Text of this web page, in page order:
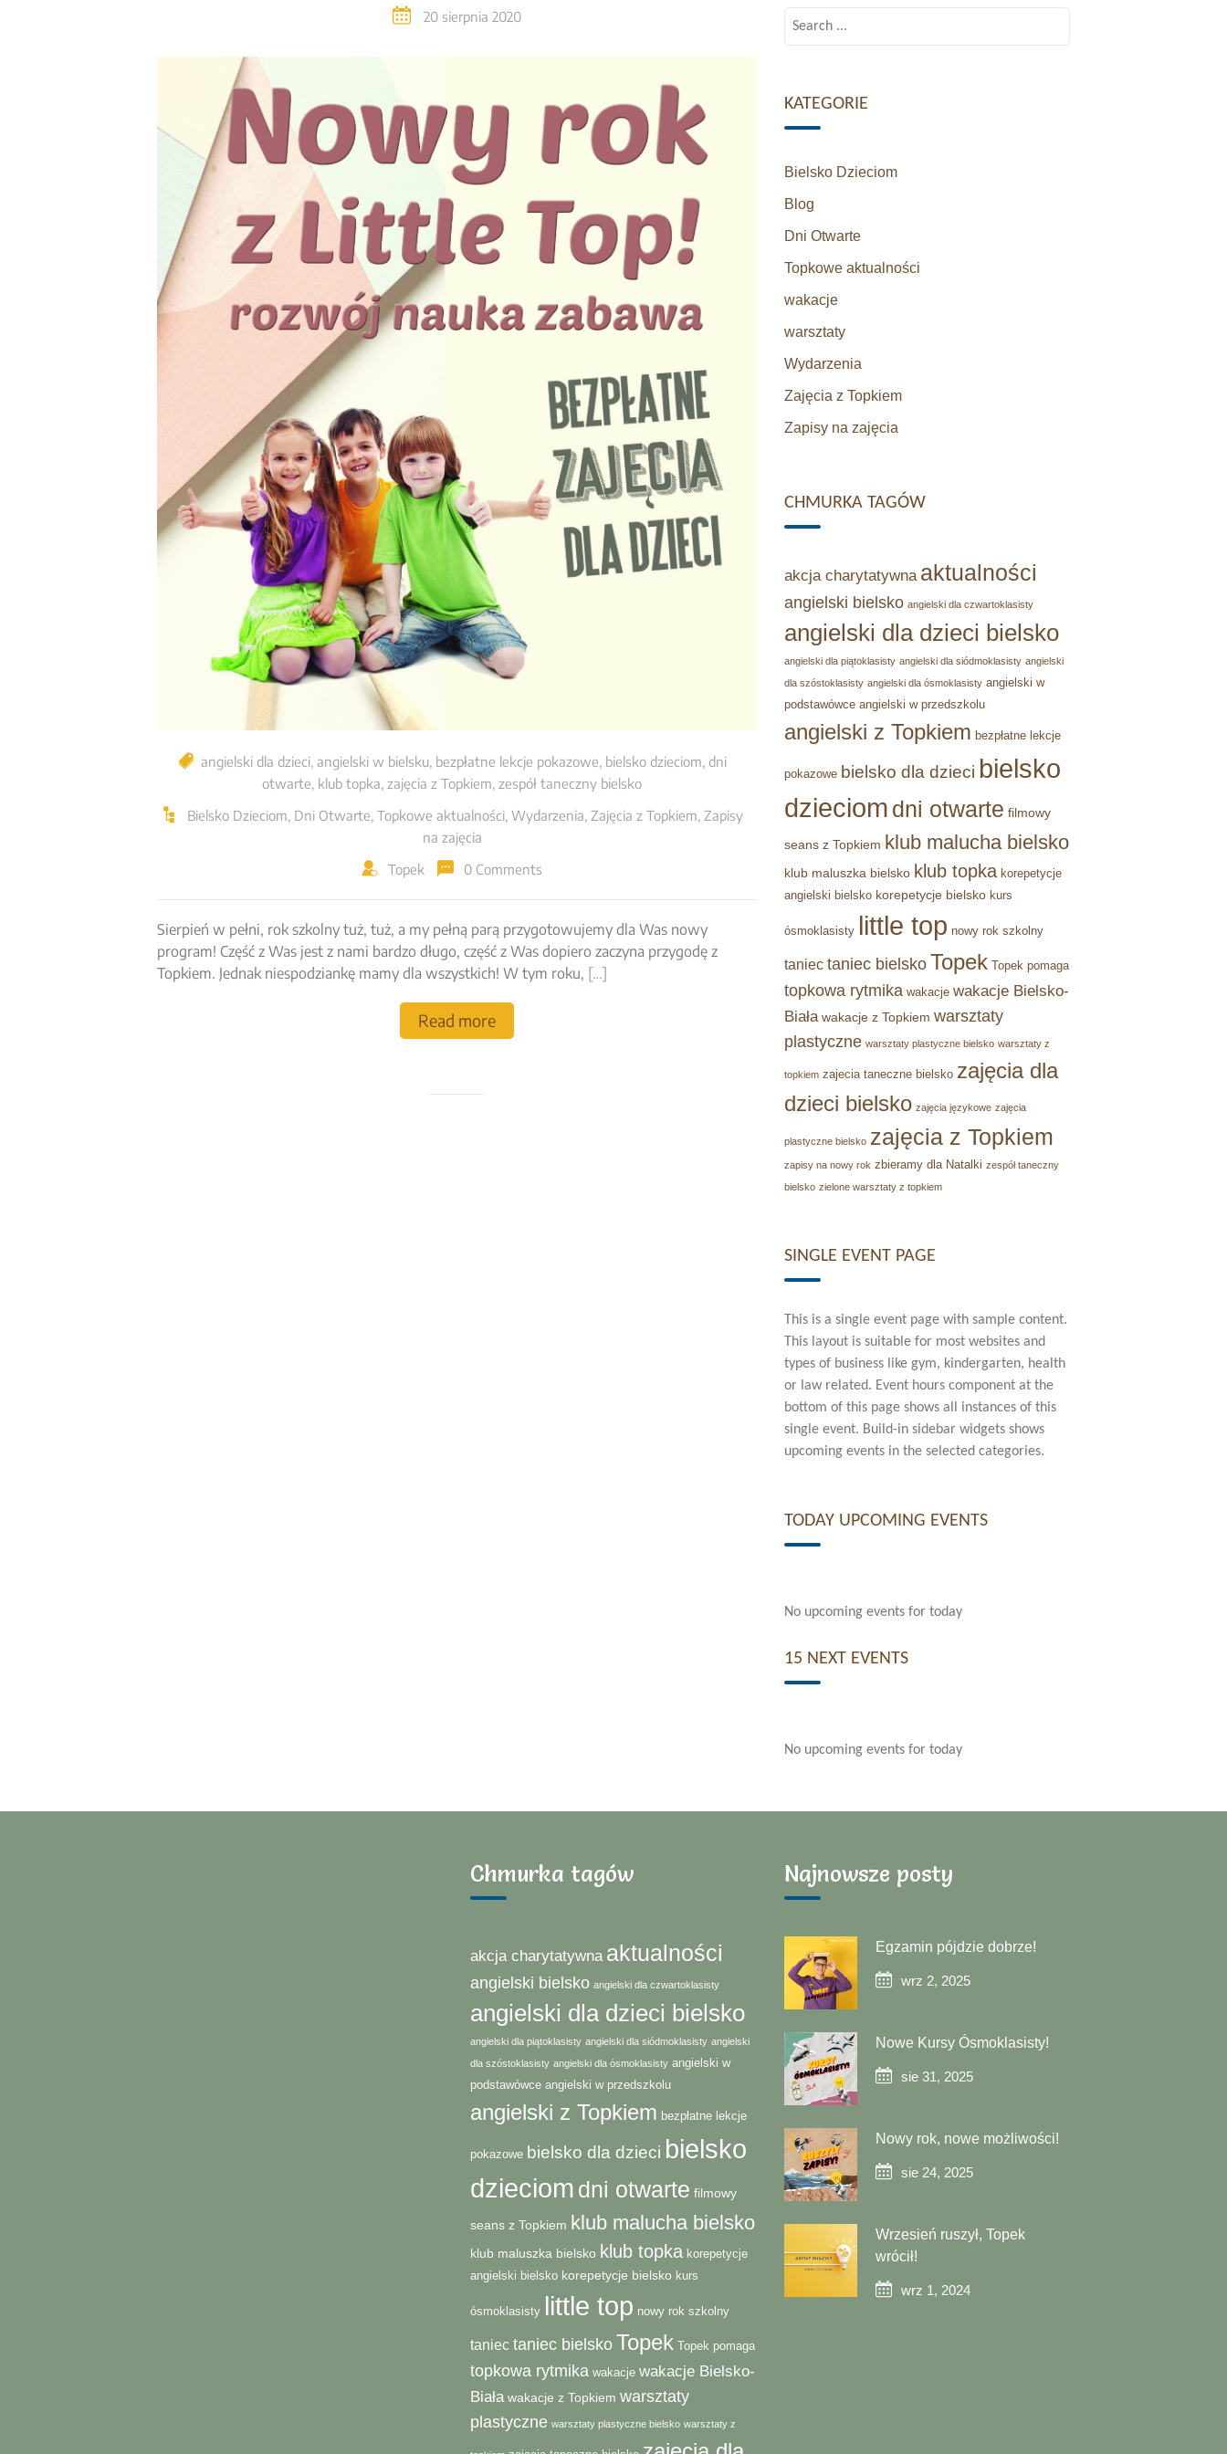
20 sierpnia 2020
angielski dla dzieci, angielski w bielsku, bezpłatne lekcje pokazowe, bielsko dzieciom, dni
otwarte, klub topka,zajęcia z Topkiem,zespół taneczny bielsko
Bielsko Dzieciom, Dni Otwarte,Topkowe aktualności,Wydarzenia,Zajęcia z Topkiem,Zapisy
na zajęcia
Topek
0 Comments
Sierpień w pełni, rok szkolny tuż, tuż, a my pełną parą przygotowujemy dla Was nowy
program! Część z Was jest z nami bardzo długo, część z Was dopiero zaczyna przygodę z
Topkiem. Jednak niespodziankę mamy dla wszystkich! W tym roku, […]
Read more
Search
KATEGORIE
Bielsko Dzieciom
Blog
Dni Otwarte
Topkowe aktualności
wakacje
warsztaty
Wydarzenia
Zajęcia z Topkiem
Zapisy na zajęcia
CHMURKA TAGÓW
akcja charytatywna aktualności
angielski bielsko angielski dla czwartoklasisty
angielski dla dzieci bielsko
angielski dla piątoklasisty angielski dla siódmoklasisty angielski
dla szóstoklasisty angielski dla ósmoklasisty angielski w
podstawówce angielski w przedszkolu
angielski z Topkiem bezpłatne lekcje
pokazowe bielsko dla dzieci bielsko
dzieciom dni otwarte filmowy
seans z Topkiem klub malucha bielsko
klub maluszka bielsko klub topka korepetycje
angielski bielsko korepetycje bielsko kurs
ósmoklasisty little top nowy rok szkolny
taniec taniec bielsko Topek Topek pomaga
topkowa rytmika wakacje wakacje Bielsko-
Biała wakacje z Topkiem warsztaty
plastyczne warsztaty plastyczne bielsko warsztaty z
topkiem zajecia taneczne bielsko zajęcia dla
dzieci bielsko zajęcia językowe zajęcia
plastyczne bielsko zajęcia z Topkiem
zapisy na nowy rok zbieramy dla Natalki zespół taneczny
bielsko zielone warsztaty z topkiem
SINGLE EVENT PAGE
This is a single event page with sample content.
This layout is suitable for most websites and
types of business like gym, kindergarten, health
or law related. Event hours component at the
bottom of this page shows all instances of this
single event. Build-in sidebar widgets shows
upcoming events in the selected categories.
TODAY UPCOMING EVENTS
No upcoming events for today
15 NEXT EVENTS
No upcoming events for today
Chmurka tagów
akcja charytatywna aktualności
angielski bielsko angielski dla czwartoklasisty
angielski dla dzieci bielsko
angielski dla piątoklasisty angielski dla siódmoklasisty angielski
dla szóstoklasisty angielski dla ósmoklasisty angielski w
podstawówce angielski w przedszkolu
angielski z Topkiem bezpłatne lekcje
pokazowe bielsko dla dzieci bielsko
dzieciom dni otwarte filmowy
seans z Topkiem klub malucha bielsko
klub maluszka bielsko klub topka korepetycje
angielski bielsko korepetycje bielsko kurs
ósmoklasisty little top nowy rok szkolny
taniec taniec bielsko Topek Topek pomaga
topkowa rytmika wakacje wakacje Bielsko-
Biała wakacje z Topkiem warsztaty
plastyczne warsztaty plastyczne bielsko warsztaty z
Najnowsze posty
Egzamin pójdzie dobrze!
wrz 2, 2025
Nowe Kursy Ósmoklasisty!
sie 31, 2025
Nowy rok, nowe możliwości!
sie 24, 2025
Wrzesień ruszył, Topek
wrócił!
wrz 1, 2024